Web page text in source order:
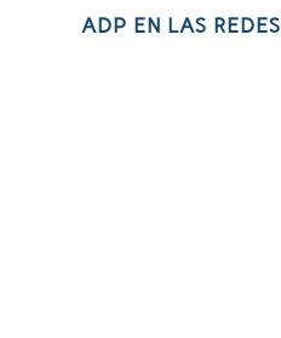
ADP EN LAS REDES